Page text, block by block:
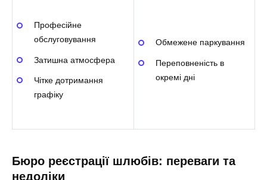
Професійне
обслуговування
Затишна атмосфера
Чітке дотримання
графіку
Обмежене паркування
Переповненість в
окремі дні
Бюро реєстрації шлюбів: переваги та
недоліки